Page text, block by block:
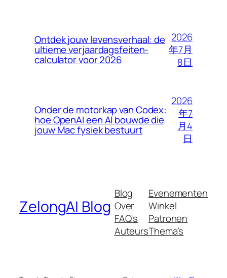
Ontdek jouw levensverhaal: de
ultieme verjaardagsfeiten-
calculator voor 2026
2026
年7月
8日
Onder de motorkap van Codex:
hoe OpenAI een AI bouwde die
jouw Mac fysiek bestuurt
2026
年7
月4
日
ZelongAI Blog
Blog
Over
FAQ's
Auteurs
Evenementen
Winkel
Patronen
Thema’s